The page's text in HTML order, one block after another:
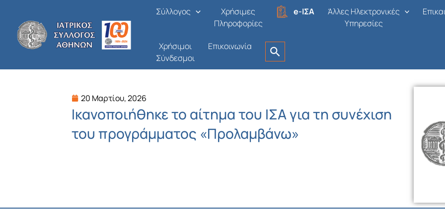
περιεχόμενο
Σύλλογος
Χρήσιμες
Πληροφορίες
e-ΙΣΑ
Άλλες Ηλεκτρονικές
Υπηρεσίες
Χρήσιμοι
Σύνδεσμοι
Επικοινωνία
20 Μαρτίου, 2026
Ικανοποιήθηκε το αίτημα του ΙΣΑ για τη συνέχιση
του προγράμματος «Προλαμβάνω»